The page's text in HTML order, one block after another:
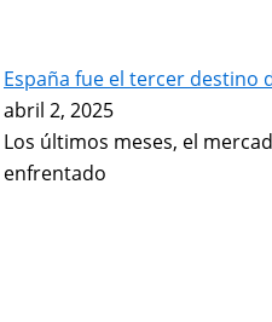
España fue el tercer destino
abril 2, 2025
Los últimos meses, el
enfrentado